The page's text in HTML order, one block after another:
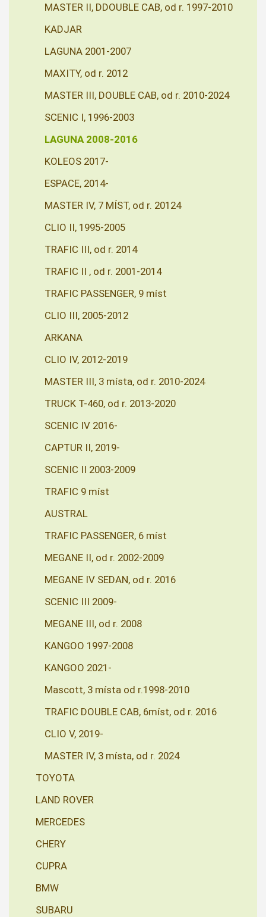
MASTER II, DDOUBLE CAB, od r. 1997-2010
KADJAR
LAGUNA 2001-2007
MAXITY, od r. 2012
MASTER III, DOUBLE CAB, od r. 2010-2024
SCENIC I, 1996-2003
LAGUNA 2008-2016
KOLEOS 2017-
ESPACE, 2014-
MASTER IV, 7 MÍST, od r. 20124
CLIO II, 1995-2005
TRAFIC III, od r. 2014
TRAFIC II , od r. 2001-2014
TRAFIC PASSENGER, 9 míst
CLIO III, 2005-2012
ARKANA
CLIO IV, 2012-2019
MASTER III, 3 místa, od r. 2010-2024
TRUCK T-460, od r. 2013-2020
SCENIC IV 2016-
CAPTUR II, 2019-
SCENIC II 2003-2009
TRAFIC 9 míst
AUSTRAL
TRAFIC PASSENGER, 6 míst
MEGANE II, od r. 2002-2009
MEGANE IV SEDAN, od r. 2016
SCENIC III 2009-
MEGANE III, od r. 2008
KANGOO 1997-2008
KANGOO 2021-
Mascott, 3 místa od r.1998-2010
TRAFIC DOUBLE CAB, 6míst, od r. 2016
CLIO V, 2019-
MASTER IV, 3 místa, od r. 2024
TOYOTA
LAND ROVER
MERCEDES
CHERY
CUPRA
BMW
SUBARU